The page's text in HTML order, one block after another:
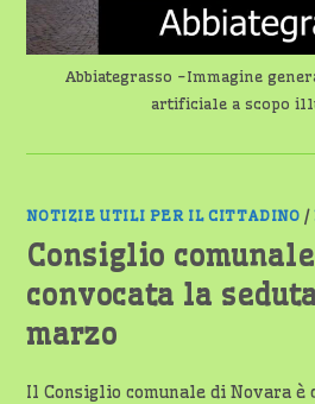
Abbiategrasso -Immagine
artificiale a scopo
NOTIZIE UTILI PER IL CITTADINO /
Consiglio
convocata la
marzo
Il Consiglio comunale di Novara è